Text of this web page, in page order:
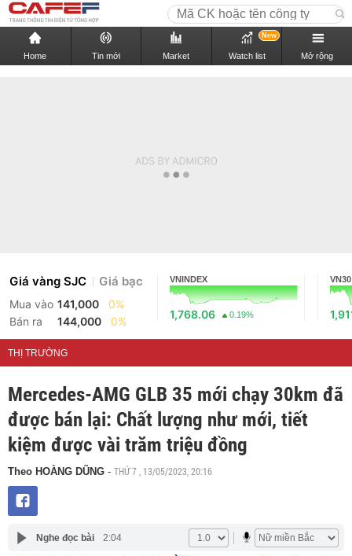
Home Tin mới Market Watch list
New
Mở rộng
Giá vàng SJC Giá bạc
Mua vào 141,000
0%
Bán ra
144,000 0%
VNINDEX
1,768.06 0.19%
VN30
THỊ TRƯỜNG
Mercedes-AMG GLB 35 mới chạy 30km đã
được bán lại: Chất lượng như mới, tiết
kiệm được vài trăm triệu đồng
Theo HOÀNG DŨNG - THỨ 7 , 13/05/2023, 20:16
Nghe đọc bài 2:04